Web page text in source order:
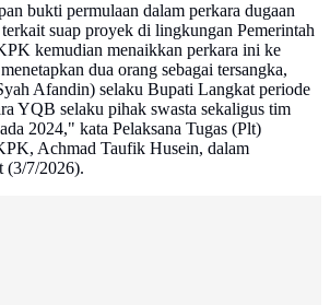
bukti permulaan dalam perkara dugaan
suap proyek di lingkungan Pemerintah
kemudian menaikkan perkara ini ke
dua orang sebagai tersangka,
Afandin) selaku Bupati Langkat periode
YQB selaku pihak swasta sekaligus tim
2024," kata Pelaksana Tugas (Plt)
Achmad Taufik Husein, dalam
(3/7/2026).